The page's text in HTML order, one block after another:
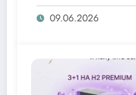
09.06.2026